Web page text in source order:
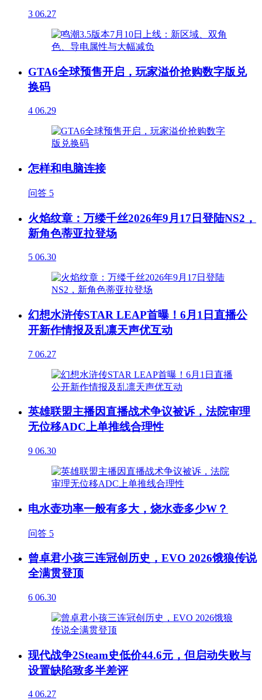
3 06.27
GTA6全球预售开启，玩家溢价抢购数字版兑
换码
4 06.29
怎样和电脑连接
问答 5
火焰纹章：万缕千丝2026年9月17日登陆NS2，
新角色蒂亚拉登场
5 06.30
幻想水浒传STAR LEAP首曝！6月1日直播公
开新作情报及乱凛天声优互动
7 06.27
英雄联盟主播因直播战术争议被诉，法院审理
无位移ADC上单推线合理性
9 06.30
电水壶功率一般有多大，烧水壶多少W？
问答 5
曾卓君小孩三连冠创历史，EVO 2026饿狼传说
全满贯登顶
6 06.30
现代战争2Steam史低价44.6元，但启动失败与
设置缺陷致多半差评
4 06.27